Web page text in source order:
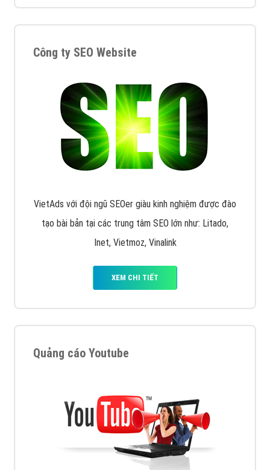
Công ty SEO Website
VietAds với đội ngũ SEOer giàu kinh nghiệm được đào
tạo bài bản tại các trung tâm SEO lớn như: Litado,
Inet, Vietmoz, Vinalink
XEM CHI TIẾT
Quảng cáo Youtube